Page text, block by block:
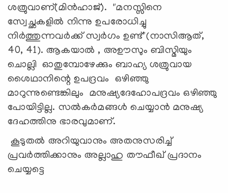
ശത്രുവാണ്(മിൻഹാജ്). "മനസ്സിനെ
സ്വേച്ഛകളിൽ നിന്നു ഉപരോധിച്ചു
നിർത്തുന്നവർക്ക് സ്വർഗം ഉണ്ട്"(നാസിആത്,
40, 41). ആകയാൽ , അഊസും ബിസ്മിയും
ചൊല്ലി ഓതുമ്പോഴേക്കും ബാഹ്യ ശത്രുവായ
ശൈഥാനിന്റെ ഉപദ്രവം ഒഴിഞ്ഞു
മാറുന്നുണ്ടെങ്കിലും മനുഷ്യദേഹോപദ്രവം ഒഴിഞ്ഞു
പോയിട്ടില്ല. സൽകർമങ്ങൾ ചെയ്യാൻ മനുഷ്യ
ദേഹത്തിനു ഭാരവുമാണ്.
കൂടുതൽ അറിയുവാനും അതനുസരിച്ച്
പ്രവർത്തിക്കാനും അല്ലാഹു തൗഫീഖ് പ്രദാനം
ചെയ്യട്ടെ